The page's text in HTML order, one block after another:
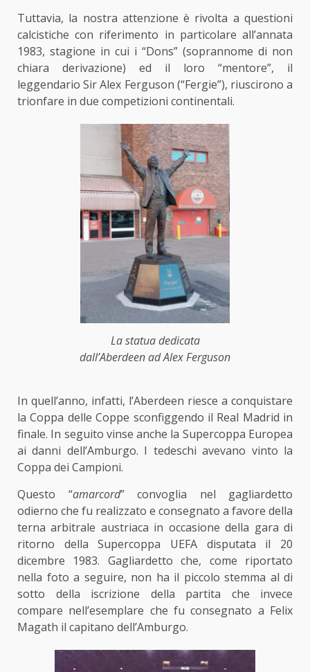
Tuttavia, la nostra attenzione è rivolta a questioni
calcistiche con riferimento in particolare all’annata
1983, stagione in cui i “Dons” (soprannome di non
chiara derivazione) ed il loro “mentore”, il
leggendario Sir Alex Ferguson (“Fergie”), riuscirono a
trionfare in due competizioni continentali.
La statua dedicata
dall’Aberdeen ad Alex Ferguson
In quell’anno, infatti, l’Aberdeen riesce a conquistare
la Coppa delle Coppe sconfiggendo il Real Madrid in
finale. In seguito vinse anche la Supercoppa Europea
ai danni dell’Amburgo. I tedeschi avevano vinto la
Coppa dei Campioni.
Questo “amarcord” convoglia nel gagliardetto
odierno che fu realizzato e consegnato a favore della
terna arbitrale austriaca in occasione della gara di
ritorno della Supercoppa UEFA disputata il 20
dicembre 1983. Gagliardetto che, come riportato
nella foto a seguire, non ha il piccolo stemma al di
sotto della iscrizione della partita che invece
compare nell’esemplare che fu consegnato a Felix
Magath il capitano dell’Amburgo.